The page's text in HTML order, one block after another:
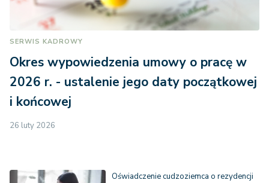
SERWIS KADROWY
Okres wypowiedzenia umowy o pracę w
2026 r. - ustalenie jego daty początkowej
i końcowej
26 luty 2026
Oświadczenie cudzoziemca o rezydencji